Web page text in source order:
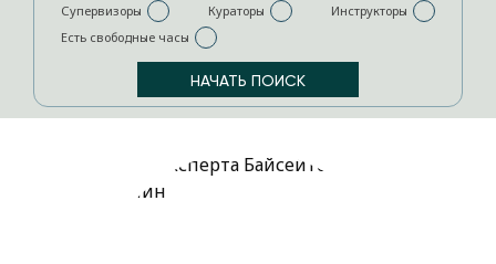
Супервизоры Кураторы
Инструкторы
Есть свободные часы